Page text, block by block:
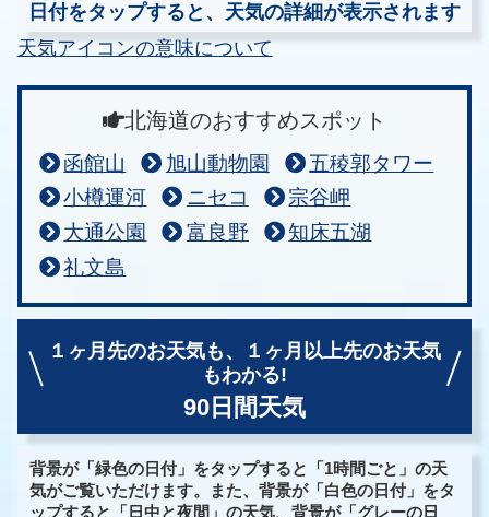
日付をタップすると、天気の詳細が表示されます
天気アイコンの意味について
北海道のおすすめスポット
函館山 旭山動物園
五稜郭タワー
小樽運河
ニセコ
宗谷岬
大通公園
富良野
知床五湖
礼文島
１ヶ月先のお天気も、
１ヶ月以上先のお天気
もわかる!
90日間天気
背景が「緑色の日付」をタップすると「1時間ごと」の天
気がご覧いただけます。また、背景が「白色の日付」をタ
ップすると「日中と夜間」の天気、背景が「グレーの日